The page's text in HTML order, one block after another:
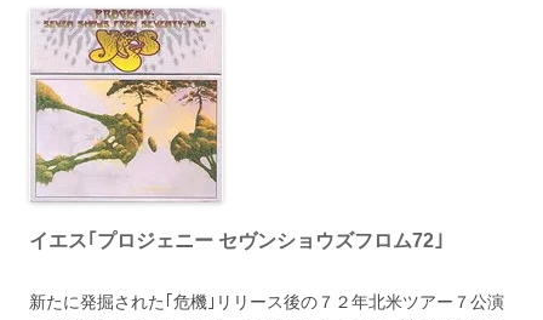
イエス｢プロジェニー セヴンショウズフロム72｣
新たに発掘された｢危機｣リリース後の７２年北米ツアー７公演